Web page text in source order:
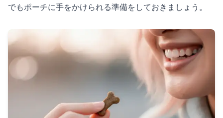
でもポーチに手をかけられる準備をしておきましょう。